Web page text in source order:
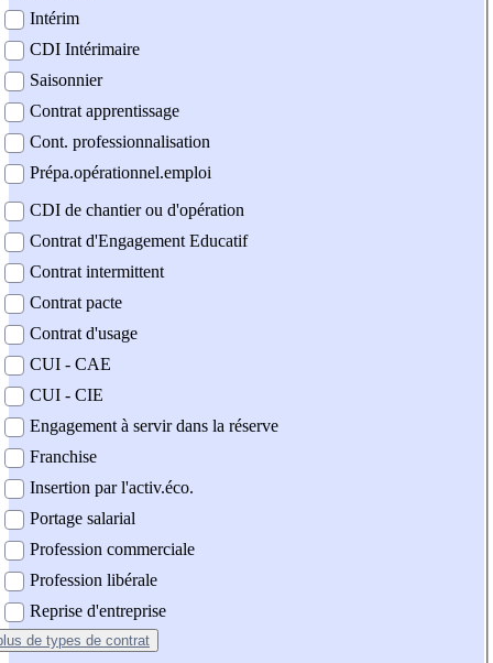
Intérim
CDI Intérimaire
Saisonnier
Contrat apprentissage
Cont. professionnalisation
Prépa.opérationnel.emploi
CDI de chantier ou d'opération
Contrat d'Engagement Educatif
Contrat intermittent
Contrat pacte
Contrat d'usage
CUI - CAE
CUI - CIE
Engagement à servir dans la réserve
Franchise
Insertion par l'activ.éco.
Portage salarial
Profession commerciale
Profession libérale
Reprise d'entreprise
de types de contrat